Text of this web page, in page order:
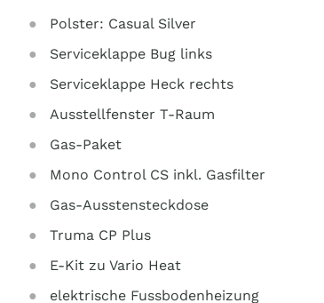
Polster: Casual Silver
Serviceklappe Bug links
Serviceklappe Heck rechts
Ausstellfenster T-Raum
Gas-Paket
Mono Control CS inkl. Gasfilter
Gas-Ausstensteckdose
Truma CP Plus
E-Kit zu Vario Heat
elektrische Fussbodenheizung